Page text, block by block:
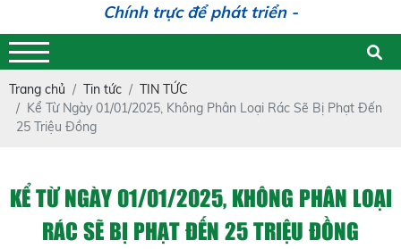
Chính trực để phát triển - Trách
Trang chủ Tin tức
TIN TỨC
Kể Từ Ngày 01/01/2025, Không Phân Loại Rác Sẽ Bị Phạt Đến
25 Triệu Đồng
KỂ TỪ NGÀY 01/01/2025, KHÔNG PHÂN LOẠI
RÁC SẼ BỊ PHẠT ĐẾN 25 TRIỆU ĐỒNG